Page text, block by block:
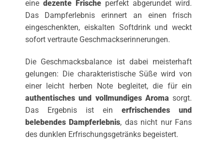
eine dezente Frischeperfekt abgerundet wird.
Das Dampferlebnis erinnert an einen frisch
eingeschenkten, eiskalten Softdrink und weckt
sofort vertraute Geschmackserinnerungen.
Die Geschmacksbalance ist dabei meisterhaft
gelungen: Die charakteristische Süße wird von
einer leicht herben Note begleitet, die für ein
authentisches und vollmundiges Aroma sorgt.
Das Ergebnis ist einerfrischendes und
belebendes Dampferlebnis, das nicht nur Fans
des dunklen Erfrischungsgetränks begeistert.